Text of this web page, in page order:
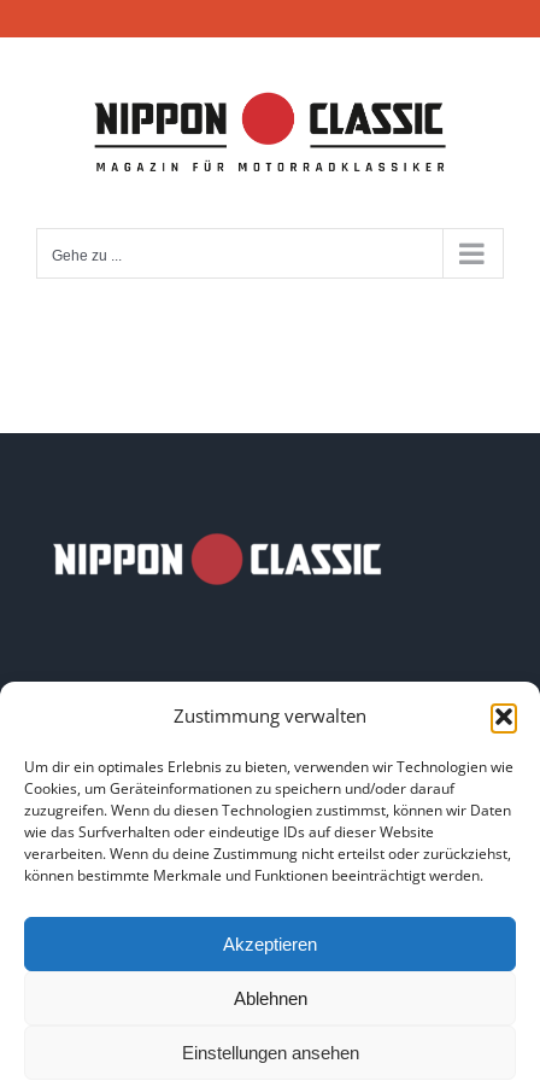
Zustimmung verwalten
Um dir ein optimales Erlebnis zu bieten, verwenden wir Technologien wie
Cookies, um Geräteinformationen zu speichern und/oder darauf
zuzugreifen. Wenn du diesen Technologien zustimmst, können wir Daten
wie das Surfverhalten oder eindeutige IDs auf dieser Website
verarbeiten. Wenn du deine Zustimmung nicht erteilst oder zurückziehst,
können bestimmte Merkmale und Funktionen beeinträchtigt werden.
Akzeptieren
Ablehnen
Einstellungen ansehen
Inhalt
Gehe zu ...
HOME|ÜBER UNS|IMPRESSUM |DATENSCHUTZ
BILDNACHWEISE
Copyright 2025